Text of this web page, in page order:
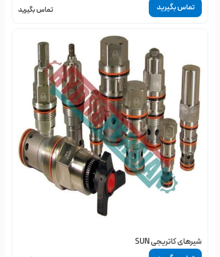
تماس بگیرید تماس بگیرید
شیرهای کاتریجی SUN